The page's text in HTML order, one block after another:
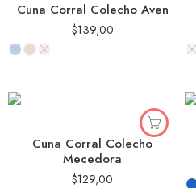
Cuna Corral Colecho Aven
$139,00
Cuna Corral Colecho
Mecedora
$129,00